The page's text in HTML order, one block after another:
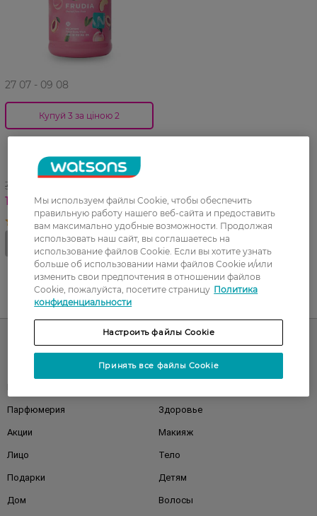
27 07 - 09 08
Купуй 3 за ціною 2
Персик 350 мл
349,99 ГРН
140,00 ГРН
UA
Парфюмерия Здоровье
Акции Макияж
Лицо Тело
Подарки Детям
Дом Волосы
Мы используем файлы Cookie, чтобы обеспечить
правильную работу нашего веб-сайта и предоставить
вам максимально удобные возможности. Продолжая
использовать наш сайт, вы соглашаетесь на
использование файлов Cookie. Если вы хотите узнать
больше об использовании нами файлов Cookie и/или
изменить свои предпочтения в отношении файлов
Cookie, пожалуйста, посетите страницу Политика
конфиденциальности
Настроить файлы Cookie
Принять все файлы Cookie